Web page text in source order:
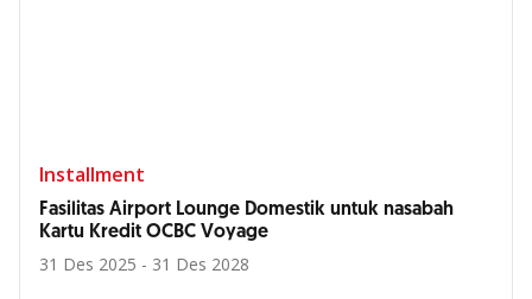
Installment
Fasilitas Airport Lounge Domestik untuk nasabah
Kartu Kredit OCBC Voyage
31 Des 2025 - 31 Des 2028